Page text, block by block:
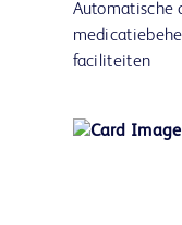
Automatische
faciliteiten